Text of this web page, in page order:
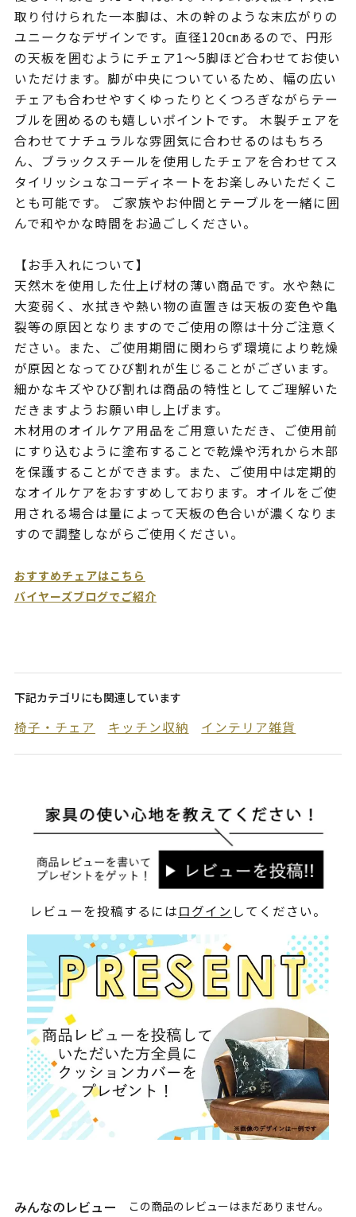
取り付けられた一本脚は、木の幹のような末広がりの
ユニークなデザインです。直径120㎝あるので、円形
の天板を囲むようにチェア1〜5脚ほど合わせてお使い
いただけます。脚が中央についているため、幅の広い
チェアも合わせやすくゆったりとくつろぎながらテー
ブルを囲めるのも嬉しいポイントです。 木製チェアを
合わせてナチュラルな雰囲気に合わせるのはもちろ
ん、ブラックスチールを使用したチェアを合わせてス
タイリッシュなコーディネートをお楽しみいただくこ
とも可能です。 ご家族やお仲間とテーブルを一緒に囲
んで和やかな時間をお過ごしください。
【お手入れについて】
天然木を使用した仕上げ材の薄い商品です。水や熱に
大変弱く、水拭きや熱い物の直置きは天板の変色や亀
裂等の原因となりますのでご使用の際は十分ご注意く
ださい。また、ご使用期間に関わらず環境により乾燥
が原因となってひび割れが生じることがございます。
細かなキズやひび割れは商品の特性としてご理解いた
だきますようお願い申し上げます。
木材用のオイルケア用品をご用意いただき、ご使用前
にすり込むように塗布することで乾燥や汚れから木部
を保護することができます。また、ご使用中は定期的
なオイルケアをおすすめしております。オイルをご使
用される場合は量によって天板の色合いが濃くなりま
すので調整しながらご使用ください。
おすすめチェアはこちら
バイヤーズブログでご紹介
下記カテゴリにも関連しています
椅子・チェア キッチン収納 インテリア雑貨
レビューを投稿するにはログイン してください。
みんなのレビュー この商品のレビューはまだありません。